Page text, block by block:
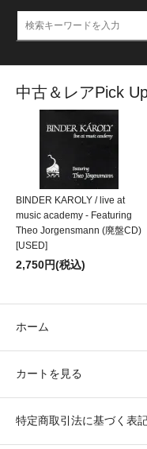
中古＆レアPick
BINDER KAROLY / live at
music academy - Featuring
Theo Jorgensmann (廃盤CD)
[USED]
2,750円(税込)
ホーム
カートを見る
特定商取引法に基づく表